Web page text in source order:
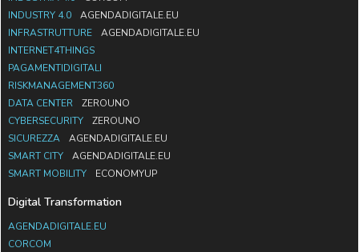
INDUSTRY 4.0
AGENDADIGITALE.EU
INFRASTRUTTURE
AGENDADIGITALE.EU
INTERNET4THINGS
PAGAMENTIDIGITALI
RISKMANAGEMENT360
DATA CENTER
ZEROUNO
CYBERSECURITY
ZEROUNO
SICUREZZA
AGENDADIGITALE.EU
SMART CITY
AGENDADIGITALE.EU
SMART MOBILITY
ECONOMYUP
Digital Transformation
AGENDADIGITALE.EU
CORCOM